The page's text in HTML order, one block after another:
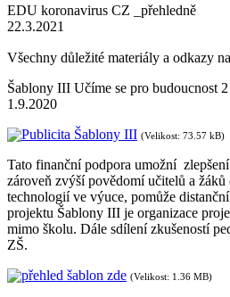
EDU koronavirus CZ _přehledně
22.3.2021
Všechny důležité materiály a odkazy
Šablony III Učíme se pro budoucnost
1.9.2020
Publicita Šablony III (Velikost: 73.57 kB)
Tato finanční podpora umožní
zároveň zvýší povědomí učitelů a
technologií ve výuce, pomůže
projektu Šablony III je organizace
mimo školu. Dále sdílení zkušeností
ZŠ.
přehled šablon zde (Velikost: 1.36 MB)